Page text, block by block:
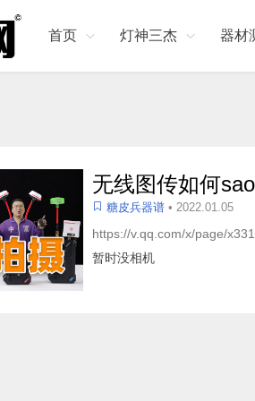
首页 灯神三杰 器材
无线图传如何
糖皮兵器谱 • 2022.01.05
https://v.qq.com/x/page/
暂时没相机